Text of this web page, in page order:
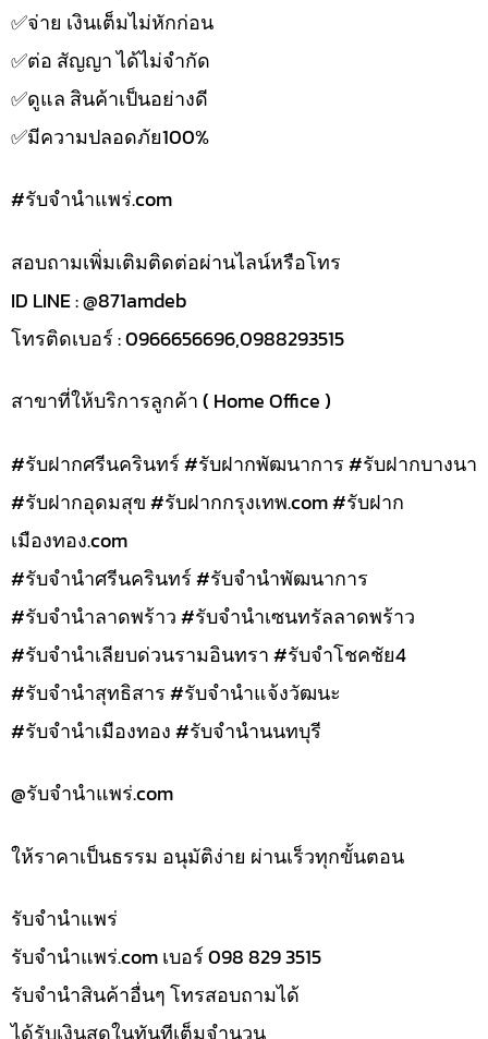
✅️จ่าย เงินเต็มไม่หักก่อน
✅️ต่อ สัญญา ได้ไม่จำกัด
✅️ดูแล สินค้าเป็นอย่างดี
✅️มีความปลอดภัย100%
#รับจํานําแพร่.com
สอบถามเพิ่มเติมติดต่อผ่านไลน์หรือโทร
ID LINE : @871amdeb
โทรติดเบอร์ : 0966656696,0988293515
สาขาที่ให้บริการลูกค้า ( Home Office )
#รับฝากศรีนครินทร์ #รับฝากพัฒนาการ #รับฝากบางนา
#รับฝากอุดมสุข #รับฝากกรุงเทพ.com #รับฝาก
เมืองทอง.com
#รับจำนำศรีนครินทร์ #รับจำนำพัฒนาการ
#รับจำนำลาดพร้าว #รับจำนำเซนทรัลลาดพร้าว
#รับจำนำเลียบด่วนรามอินทรา #รับจำโชคชัย4
#รับจำนำสุทธิสาร #รับจำนำแจ้งวัฒนะ
#รับจำนำเมืองทอง #รับจำนำนนทบุรี
@รับจํานําแพร่.com
ให้ราคาเป็นธรรม อนุมัติง่าย ผ่านเร็วทุกขั้นตอน
รับจํานำแพร่
รับจํานําแพร่.com เบอร์ 098 829 3515
รับจำนำสินค้าอื่นๆ โทรสอบถามได้